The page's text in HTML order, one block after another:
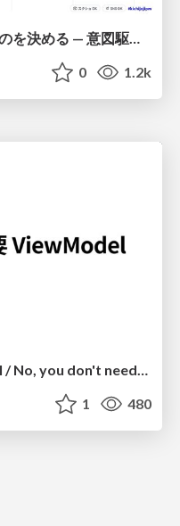
0 1.2k
為什麼你並不需要ViewModel / No, you don't need a ViewModel
1 480